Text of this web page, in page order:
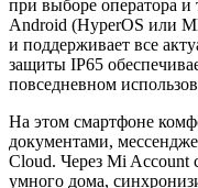
при выборе оператора
Android (HyperOS или
и поддерживает все
защиты IP65
повседневном
На этом смартфоне
документами,
Cloud. Через Mi Account
умного дома,